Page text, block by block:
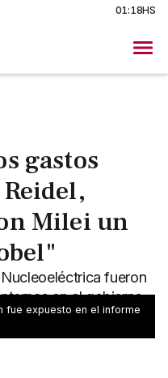
01:18HS
gastos
Milei un
fueron
en el gobierno
fue expuesto en el informe